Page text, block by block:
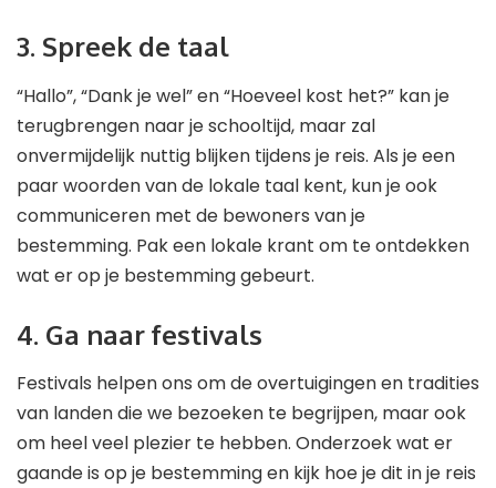
3. Spreek de taal
“Hallo”, “Dank je wel” en “Hoeveel kost het?” kan je
terugbrengen naar je schooltijd, maar zal
onvermijdelijk nuttig blijken tijdens je reis. Als je een
paar woorden van de lokale taal kent, kun je ook
communiceren met de bewoners van je
bestemming. Pak een lokale krant om te ontdekken
wat er op je bestemming gebeurt.
4. Ga naar festivals
Festivals helpen ons om de overtuigingen en tradities
van landen die we bezoeken te begrijpen, maar ook
om heel veel plezier te hebben. Onderzoek wat er
gaande is op je bestemming en kijk hoe je dit in je reis